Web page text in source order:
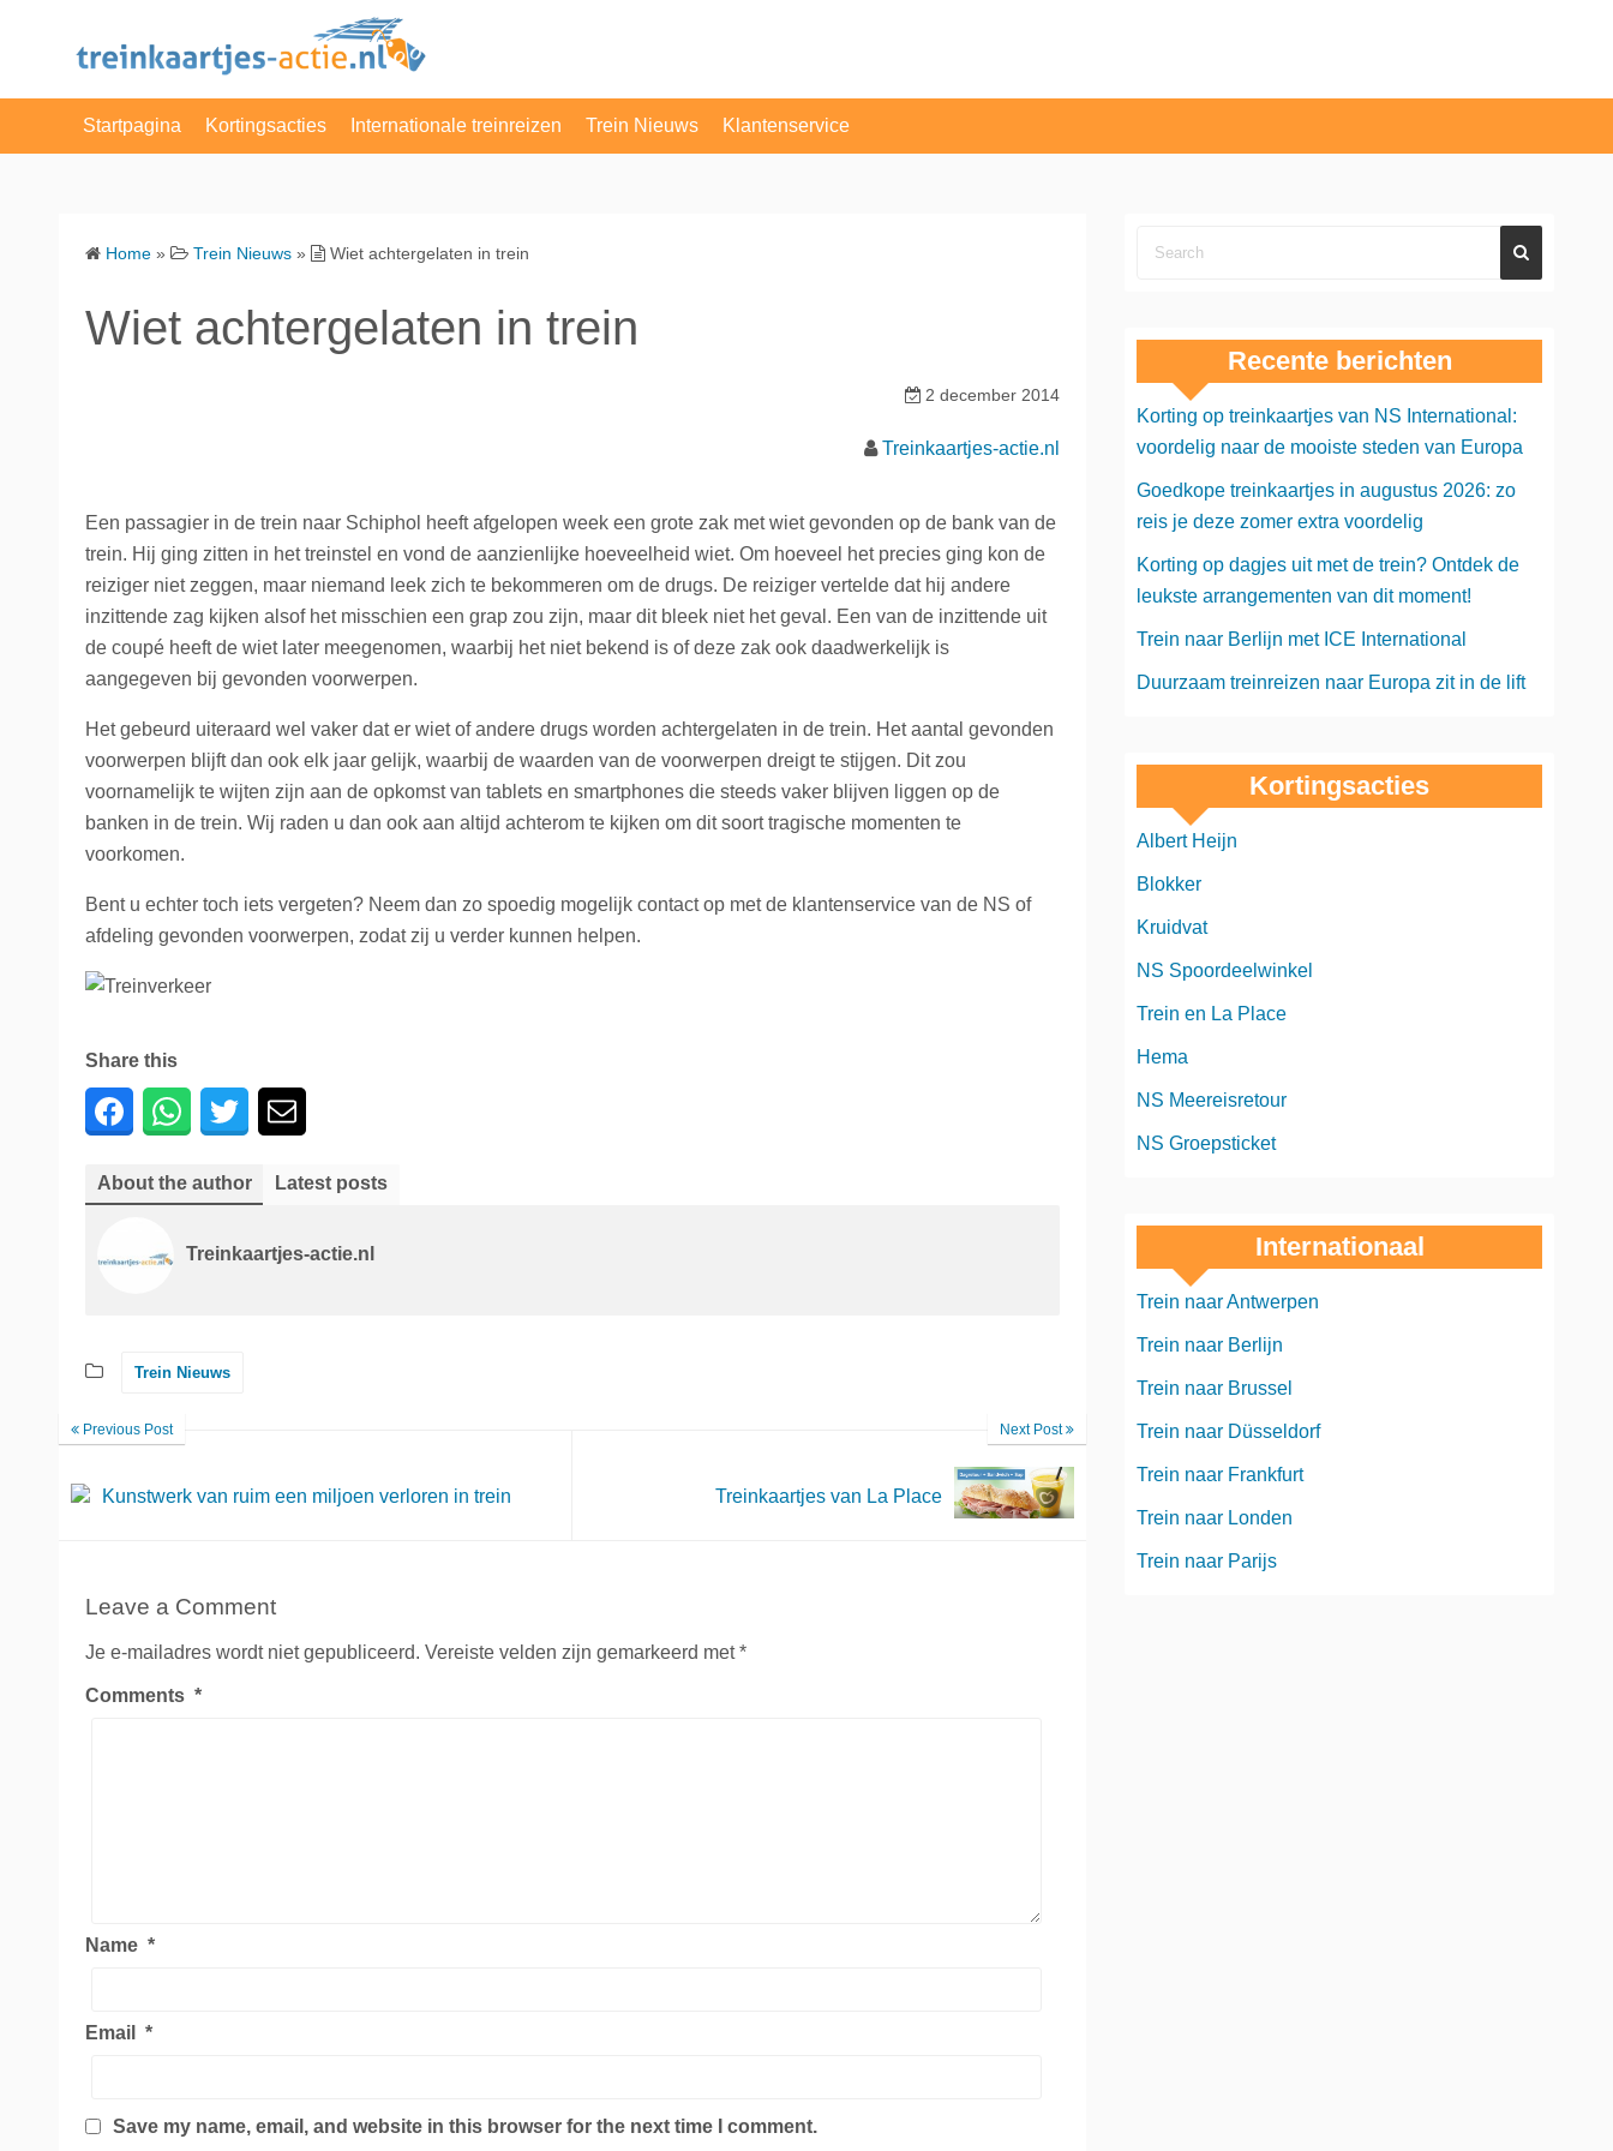
Startpagina Kortingsacties
NS dagkaart
Albert Heijn
La Place
Internationale treinreizen
Engeland
Nederland
Trein naar Oostenrijk
Polen
Trein naar Zwitserland
Treinen
Trein Nieuws Klantenservice
Home » Trein Nieuws » Wiet achtergelaten in trein
Wiet achtergelaten in trein
2 december 2014
Treinkaartjes-actie.nl
Een passagier in de trein naar Schiphol heeft afgelopen week een grote zak met wiet gevonden op de bank van de
trein. Hij ging zitten in het treinstel en vond de aanzienlijke hoeveelheid wiet. Om hoeveel het precies ging kon de
reiziger niet zeggen, maar niemand leek zich te bekommeren om de drugs. De reiziger vertelde dat hij andere
inzittende zag kijken alsof het misschien een grap zou zijn, maar dit bleek niet het geval. Een van de inzittende uit
de coupé heeft de wiet later meegenomen, waarbij het niet bekend is of deze zak ook daadwerkelijk is
aangegeven bij gevonden voorwerpen.
Het gebeurd uiteraard wel vaker dat er wiet of andere drugs worden achtergelaten in de trein. Het aantal gevonden
voorwerpen blijft dan ook elk jaar gelijk, waarbij de waarden van de voorwerpen dreigt te stijgen. Dit zou
voornamelijk te wijten zijn aan de opkomst van tablets en smartphones die steeds vaker blijven liggen op de
banken in de trein. Wij raden u dan ook aan altijd achterom te kijken om dit soort tragische momenten te
voorkomen.
Bent u echter toch iets vergeten? Neem dan zo spoedig mogelijk contact op met de klantenservice van de NS of
afdeling gevonden voorwerpen, zodat zij u verder kunnen helpen.
Share this
About the author Latest posts
Treinkaartjes-actie.nl
Trein Nieuws
Previous Post
Kunstwerk van ruim een miljoen verloren in trein
Next Post
Treinkaartjes van La Place
Leave a Comment
Je e-mailadres wordt niet gepubliceerd. Vereiste velden zijn gemarkeerd met*
Comments *
Name *
Email *
Save my name, email, and website in this browser for the next time I comment.
Recente berichten
Korting op treinkaartjes van NS International:
voordelig naar de mooiste steden van Europa
Goedkope treinkaartjes in augustus 2026: zo
reis je deze zomer extra voordelig
Korting op dagjes uit met de trein? Ontdek de
leukste arrangementen van dit moment!
Trein naar Berlijn met ICE International
Duurzaam treinreizen naar Europa zit in de lift
Kortingsacties
Albert Heijn
Blokker
Kruidvat
NS Spoordeelwinkel
Trein en La Place
Hema
NS Meereisretour
NS Groepsticket
Internationaal
Trein naar Antwerpen
Trein naar Berlijn
Trein naar Brussel
Trein naar Düsseldorf
Trein naar Frankfurt
Trein naar Londen
Trein naar Parijs